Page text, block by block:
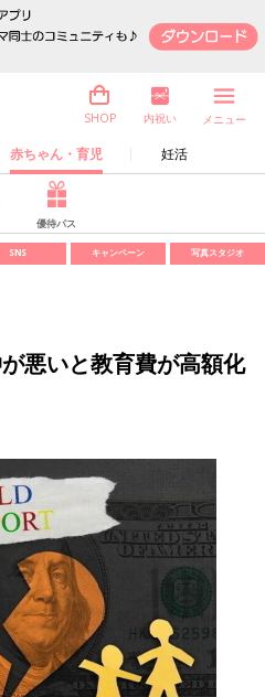
赤ちゃん・育児 妊活
SHOP 内祝い メニュー
優待パス
SNS キャンペーン 写真スタジオ
悪いと教育費が高額化